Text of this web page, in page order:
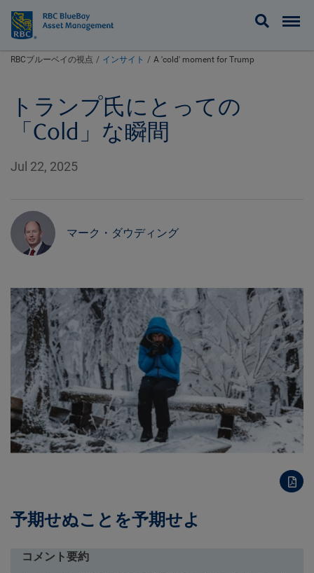
BlueBay
RBCブルーベイの視点 インサイト A 'cold' moment for Trump
トランプ氏にとっての
「Cold」な瞬間
Jul 22, 2025
マーク・ダウディング
予期せぬことを予期せよ
コメント要約